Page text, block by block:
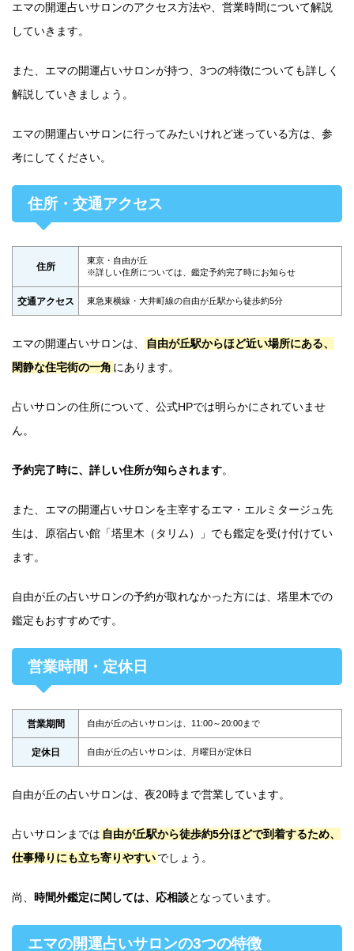
エマの開運占いサロンのアクセス方法や、営業時間について解説
していきます。
また、エマの開運占いサロンが持つ、3つの特徴についても詳しく
解説していきましょう。
エマの開運占いサロンに行ってみたいけれど迷っている方は、参
考にしてください。
住所・交通アクセス
住所
東京・自由が丘
※詳しい住所については、鑑定予約完了時にお知らせ
交通アクセス 東急東横線・大井町線の自由が丘駅から徒歩約5分
エマの開運占いサロンは、
自由が丘駅からほど近い場所にある、
閑静な住宅街の一角 にあります。
占いサロンの住所について、公式HPでは明らかにされていませ
ん。
予約完了時に、詳しい住所が知らされます。
また、エマの開運占いサロンを主宰するエマ・エルミタージュ先
生は、原宿占い館「塔里木（タリム）」でも鑑定を受け付けてい
ます。
自由が丘の占いサロンの予約が取れなかった方には、塔里木での
鑑定もおすすめです。
営業時間・定休日
営業期間 自由が丘の占いサロンは、11:00～20:00まで
定休日 自由が丘の占いサロンは、月曜日が定休日
自由が丘の占いサロンは、夜20時まで営業しています。
占いサロンまでは 自由が丘駅から徒歩約5分ほどで到着するため、
仕事帰りにも立ち寄りやすいでしょう。
尚、 時間外鑑定に関しては、応相談となっています。
エマの開運占いサロンの3つの特徴